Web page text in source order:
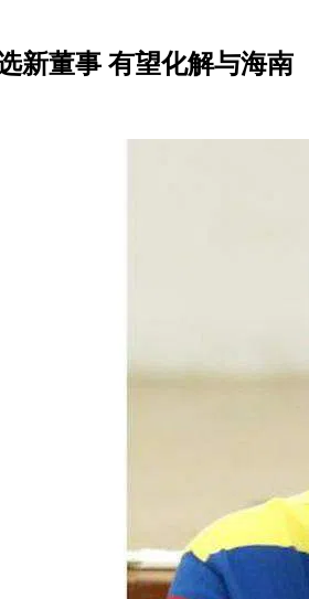
新董事 有望化解与海南